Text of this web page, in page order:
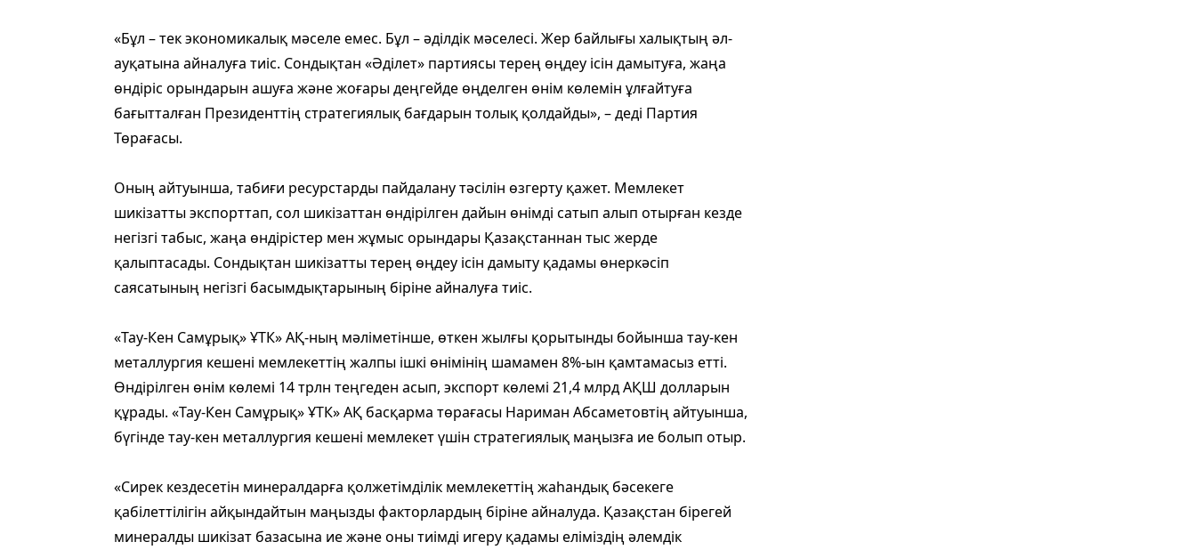
«Бұл – тек экономикалық мәселе емес. Бұл – әділдік мәселесі. Жер байлығы халықтың әл-
ауқатына айналуға тиіс. Сондықтан «Әділет» партиясы терең өңдеу ісін дамытуға, жаңа
өндіріс орындарын ашуға және жоғары деңгейде өңделген өнім көлемін ұлғайтуға
бағытталған Президенттің стратегиялық бағдарын толық қолдайды», – деді Партия
Төрағасы.
Оның айтуынша, табиғи ресурстарды пайдалану тәсілін өзгерту қажет. Мемлекет
шикізатты экспорттап, сол шикізаттан өндірілген дайын өнімді сатып алып отырған кезде
негізгі табыс, жаңа өндірістер мен жұмыс орындары Қазақстаннан тыс жерде
қалыптасады. Сондықтан шикізатты терең өңдеу ісін дамыту қадамы өнеркәсіп
саясатының негізгі басымдықтарының біріне айналуға тиіс.
«Тау-Кен Самұрық» ҰТК» АҚ-ның мәліметінше, өткен жылғы қорытынды бойынша тау-кен
металлургия кешені мемлекеттің жалпы ішкі өнімінің шамамен 8%-ын қамтамасыз етті.
Өндірілген өнім көлемі 14 трлн теңгеден асып, экспорт көлемі 21,4 млрд АҚШ долларын
құрады. «Тау-Кен Самұрық» ҰТК» АҚ басқарма төрағасы Нариман Абсаметовтің айтуынша,
бүгінде тау-кен металлургия кешені мемлекет үшін стратегиялық маңызға ие болып отыр.
«Сирек кездесетін минералдарға қолжетімділік мемлекеттің жаһандық бәсекеге
қабілеттілігін айқындайтын маңызды факторлардың біріне айналуда. Қазақстан бірегей
минералды шикізат базасына ие және оны тиімді игеру қадамы еліміздің әлемдік